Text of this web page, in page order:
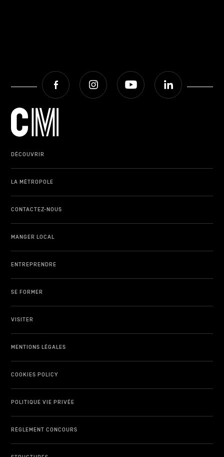
Facebook Instagram Youtube
DÉCOUVRIR
LA MÉTROPOLE
CONTACTEZ-NOUS
MANGER LOCAL
ENTREPRENDRE
SE FORMER
VISITER
MENTIONS LÉGALES
COOKIES POLICY
POLITIQUE VIE PRIVÉE
RÈGLEMENT CONCOURS